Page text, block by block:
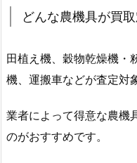
どんな農機具が買
田植え機、穀物乾燥機・
機、運搬車などが査定対
業者によって得意な農機
のがおすすめです。